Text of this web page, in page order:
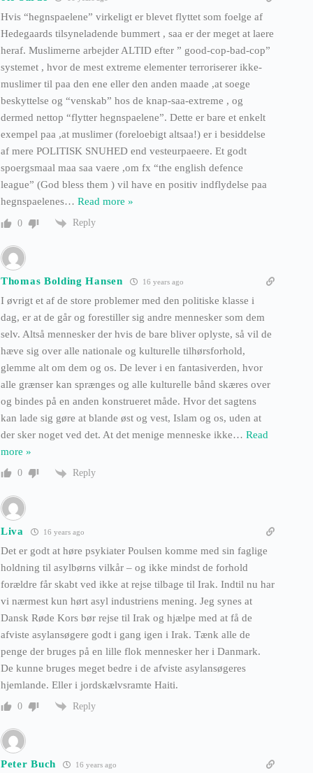
Hvis “hegnspaelene” virkeligt er blevet flyttet som foelge af
Hedegaards tilsyneladende bummert , saa er der meget at laere
heraf. Muslimerne arbejder ALTID efter ” good-cop-bad-cop”
systemet , hvor de mest extreme elementer terroriserer ikke-
muslimer til paa den ene eller den anden maade ,at soege
beskyttelse og “venskab” hos de knap-saa-extreme , og
dermed nettop “flytter hegnspaelene”. Dette er bare et enkelt
exempel paa ,at muslimer (foreloebigt altsaa!) er i besiddelse
af mere POLITISK SNUHED end vesteurpaeere. Et godt
spoergsmaal maa saa vaere ,om fx “the english defence
league” (God bless them ) vil have en positiv indflydelse paa
hegnspaelenes… Read more »
0 Reply
Thomas Bolding Hansen 16 years ago
I øvrigt et af de store problemer med den politiske klasse i
dag, er at de går og forestiller sig andre mennesker som dem
selv. Altså mennesker der hvis de bare bliver oplyste, så vil de
hæve sig over alle nationale og kulturelle tilhørsforhold,
glemme alt om dem og os. De lever i en fantasiverden, hvor
alle grænser kan sprænges og alle kulturelle bånd skæres over
og bindes på en anden konstrueret måde. Hvor det sagtens
kan lade sig gøre at blande øst og vest, Islam og os, uden at
der sker noget ved det. At det menige menneske ikke… Read
more »
0 Reply
Liva 16 years ago
Det er godt at høre psykiater Poulsen komme med sin faglige
holdning til asylbørns vilkår – og ikke mindst de forhold
forældre får skabt ved ikke at rejse tilbage til Irak. Indtil nu har
vi nærmest kun hørt asyl industriens mening. Jeg synes at
Dansk Røde Kors bør rejse til Irak og hjælpe med at få de
afviste asylansøgere godt i gang igen i Irak. Tænk alle de
penge der bruges på en lille flok mennesker her i Danmark.
De kunne bruges meget bedre i de afviste asylansøgeres
hjemlande. Eller i jordskælvsramte Haiti.
0 Reply
Peter Buch 16 years ago